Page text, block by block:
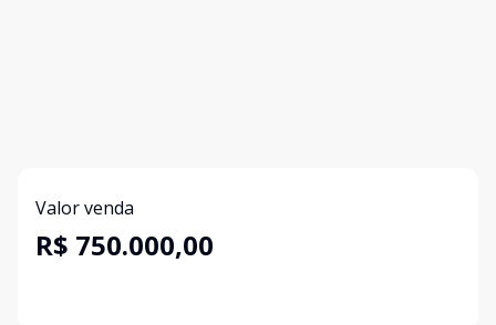
Valor venda
R$ 750.000,00